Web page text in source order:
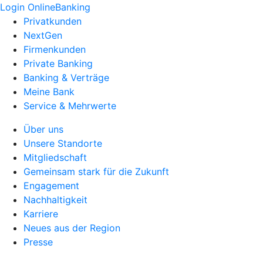
Login OnlineBanking
Privatkunden
NextGen
Firmenkunden
Private Banking
Banking & Verträge
Meine Bank
Service & Mehrwerte
Über uns
Unsere Standorte
Mitgliedschaft
Gemeinsam stark für die Zukunft
Engagement
Nachhaltigkeit
Karriere
Neues aus der Region
Presse